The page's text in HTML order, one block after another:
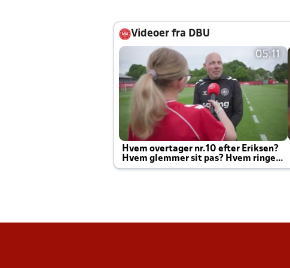
Videoer fra DBU
05:11
Hvem overtager nr.10 efter Eriksen?
Hvem glemmer sit pas? Hvem ringer
Joachim altid til efter kampe?